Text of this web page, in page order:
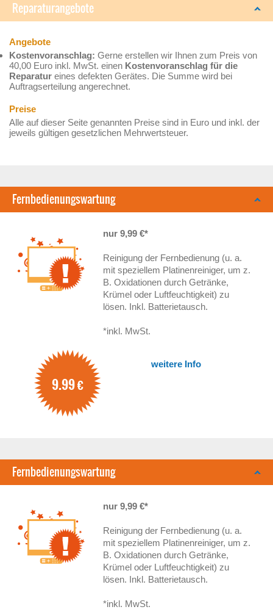
Reparaturangebote
Angebote
Kostenvoranschlag: Gerne erstellen wir Ihnen zum Preis von
40,00 Euro inkl. MwSt. einen Kostenvoranschlag für die
Reparatur eines defekten Gerätes. Die Summe wird bei
Auftragserteilung angerechnet.
Preise
Alle auf dieser Seite genannten Preise sind in Euro und inkl. der
jeweils gültigen gesetzlichen Mehrwertsteuer.
Fernbedienungswartung
nur 9,99 €*
Reinigung der Fernbedienung (u. a.
mit speziellem Platinenreiniger, um z.
B. Oxidationen durch Getränke,
Krümel oder Luftfeuchtigkeit) zu
lösen. Inkl. Batterietausch.
*inkl. MwSt.
9.99€
weitere Info
Fernbedienungswartung
nur 9,99 €*
Reinigung der Fernbedienung (u. a.
mit speziellem Platinenreiniger, um z.
B. Oxidationen durch Getränke,
Krümel oder Luftfeuchtigkeit) zu
lösen. Inkl. Batterietausch.
*inkl. MwSt.